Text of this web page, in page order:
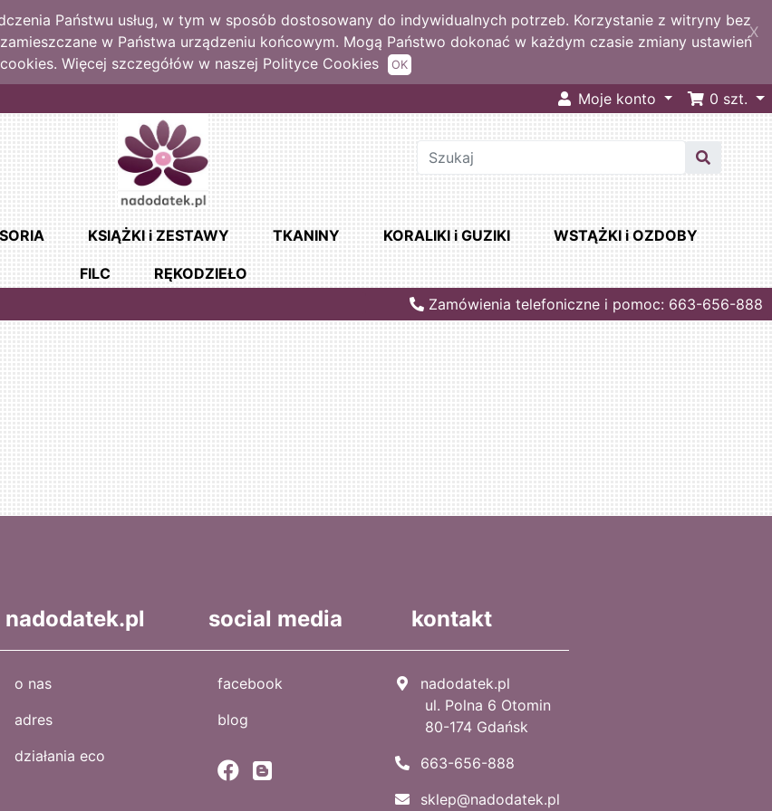
Państwu usług, w tym w sposób dostosowany do indywidualnych potrzeb. Korzystanie z witryny bez
w Państwa urządzeniu końcowym. Mogą Państwo dokonać w każdym czasie zmiany ustawień
Więcej szczegółów w naszej Polityce Cookies
X
OK
Moje konto 0 szt.
KSIĄŻKI i ZESTAWY TKANINY KORALIKI i GUZIKI WSTĄŻKI i OZDOBY
FILC
RĘKODZIEŁO
Zamówienia telefoniczne i pomoc: 663-656-888
nadodatek.pl
o nas
adres
działania eco
social media
facebook
blog
kontakt
nadodatek.pl
ul. Polna 6 Otomin
80-174 Gdańsk
663-656-888
sklep@nadodatek.pl